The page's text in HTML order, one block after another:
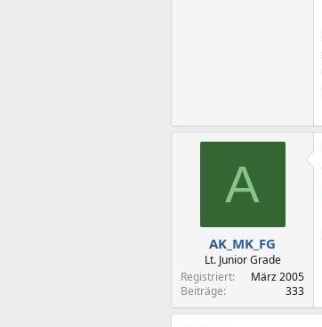
A
AK_MK_FG
Lt. Junior Grade
Registriert
März 2005
Beiträge
333